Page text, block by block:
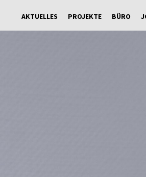
AKTUELLES PROJEKTE BÜRO